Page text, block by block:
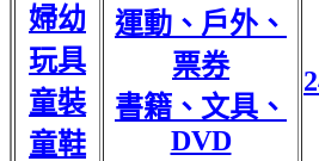
婦幼
玩具
童裝
童鞋
運動、戶外、
票券
書籍、文具、
DVD